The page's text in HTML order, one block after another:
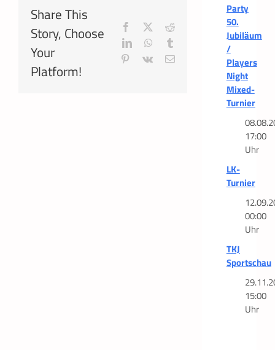
Share This
Story, Choose
Your
Platform!
Facebook
Reddit
LinkedInWhatsApp
Pinterest
Vk
E-
Party
50.
Jubiläum
/
Players
Night
Mixed-
Turnier
17:00
Uhr
LK-
Turnier
00:00
Uhr
TKJ
Sportschau
15:00
Uhr